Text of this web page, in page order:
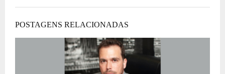
POSTAGENS RELACIONADAS